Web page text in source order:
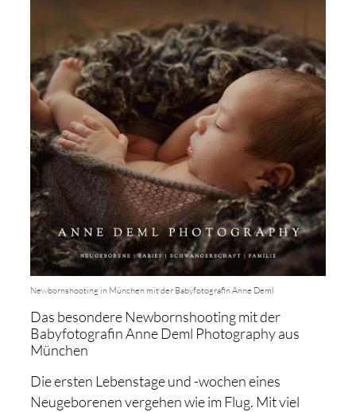
Newbornshooting in München mit der Babyfotografin Anne Deml
Das besondere Newbornshooting mit der
Babyfotografin Anne Deml Photography aus
München
Die ersten Lebenstage und -wochen eines
Neugeborenen vergehen wie im Flug. Mit viel